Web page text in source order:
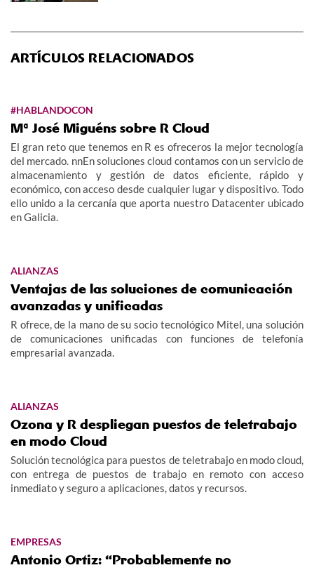
ARTÍCULOS RELACIONADOS
#HABLANDOCON
Mª José Miguéns sobre R Cloud
El gran reto que tenemos en R es ofreceros la mejor tecnología
del mercado. nnEn soluciones cloud contamos con un servicio de
almacenamiento y gestión de datos eficiente, rápido y
económico, con acceso desde cualquier lugar y dispositivo. Todo
ello unido a la cercanía que aporta nuestro Datacenter ubicado
en Galicia.
ALIANZAS
Ventajas de las soluciones de comunicación
avanzadas y unificadas
R ofrece, de la mano de su socio tecnológico Mitel, una solución
de comunicaciones unificadas con funciones de telefonía
empresarial avanzada.
ALIANZAS
Ozona y R despliegan puestos de teletrabajo
en modo Cloud
Solución tecnológica para puestos de teletrabajo en modo cloud,
con entrega de puestos de trabajo en remoto con acceso
inmediato y seguro a aplicaciones, datos y recursos.
EMPRESAS
Antonio Ortiz: “Probablemente no